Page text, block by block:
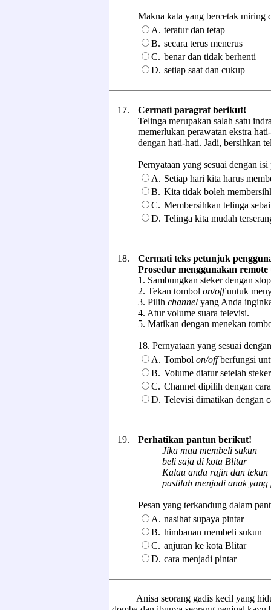
Makna kata yang bercetak miring
A. teratur dan tetap
B. secara terus menerus
C. benar dan tidak berhenti
D. setiap saat dan cukup
17.
Cermati paragraf berikut!
Telinga merupakan salah satu
memerlukan perawatan ekstra
dengan hati-hati. Jadi, bersihkan
Pernyataan yang sesuai dengan
A. Setiap hari kita harus
B. Kita tidak boleh
C. Membersihkan telinga
D. Telinga kita mudah
18.
Cermati teks petunjuk
Prosedur menggunakan
1. Sambungkan steker dengan
2. Tekan tombol on/offuntuk
3. Pilih channel yang Anda
4. Atur volume suara televisi.
5. Matikan dengan menekan
18. Pernyataan yang sesuai
A. Tombol on/offberfungsi
B. Volume diatur setelah
C. Channel dipilih dengan
D. Televisi dimatikan dengan
19.
Perhatikan pantun berikut!
Jika mau membeli sukun
beli saja di kota Blitar
Kalau anda rajin dan tekun
pastilah menjadi anak yang
Pesan yang terkandung dalam
A. nasihat supaya pintar
B. himbauan membeli sukun
C. anjuran ke kota Blitar
D. cara menjadi pintar
Anisa seorang gadis kecil yang hidup